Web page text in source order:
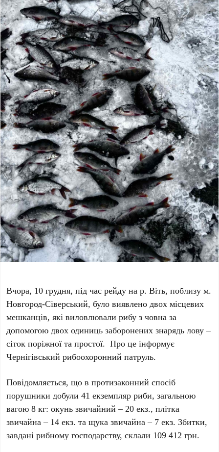
Вчора, 10 грудня, під час рейду на р. Віть, поблизу м.
Новгород-Сіверський, було виявлено двох місцевих
мешканців, які виловлювали рибу з човна за
допомогою двох одиниць заборонених знарядь лову –
сіток поріжної та простої. Про це інформує
Чернігівський рибоохоронний патруль.
Повідомляється, що в протизаконний спосіб
порушники добули 41 екземпляр риби, загальною
вагою 8 кг: окунь звичайний – 20 екз., плітка
звичайна – 14 екз. та щука звичайна – 7 екз. Збитки,
завдані рибному господарству, склали 109 412 грн.